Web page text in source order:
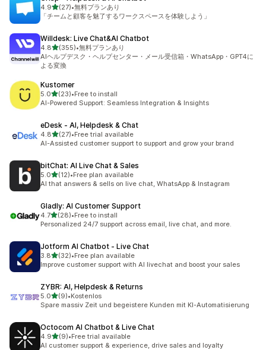
4.95つ星中
(27)
合計レビュー数：27件
•無料プランあり
「チームと顧客を魅了するワークスペースを体験しよう」
Willdesk: Live Chat&AI Chatbot
4.85つ星中
(355)
合計レビュー数：355件
•無料プランあり
AIヘルプデスク・ヘルプセンター・メール受信箱・WhatsApp・GPT4に
よる変換
Kustomer
5.05つ星中
(23)
合計レビュー数：23件
•Free to install
AI-Powered Support: Seamless Integration & Insights
eDesk ‑ AI, Helpdesk & Chat
4.85つ星中
(27)
合計レビュー数：27件
•Free trial available
AI-Assisted customer support to support and grow your brand
bitChat: AI Live Chat & Sales
5.05つ星中
(12)
合計レビュー数：12件
•Free plan available
AI that answers & sells on live chat, WhatsApp & Instagram
Gladly: AI Customer Support
4.75つ星中
(28)
合計レビュー数：28件
•Free to install
Personalized 24/7 support across email, live chat, and more.
Jotform AI Chatbot ‑ Live Chat
3.85つ星中
(32)
合計レビュー数：32件
•Free plan available
Improve customer support with AI livechat and boost your sales
ZYBR: AI, Helpdesk & Returns
5.05つ星中
(9)
合計レビュー数：9件
•Kostenlos
Spare massiv Zeit und begeistere Kunden mit KI-Automatisierung
Octocom AI Chatbot & Live Chat
4.95つ星中
(9)
合計レビュー数：9件
•Free trial available
AI customer support & experience, drive sales and loyalty